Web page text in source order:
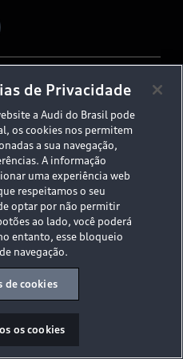
Reserved.
de Conduta
- LGPD
é a vida.
de Privacidade
a Audi do Brasil pode
os cookies nos permitem
a sua navegação,
A informação
uma experiência web
respeitamos o seu
optar por não permitir
ao lado, você poderá
entanto, esse bloqueio
navegação.
de cookies
os cookies